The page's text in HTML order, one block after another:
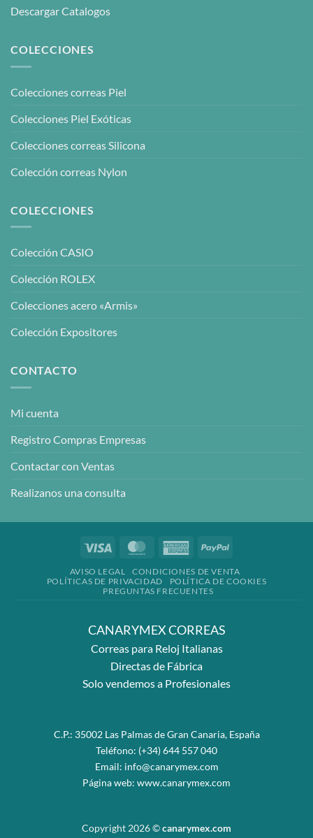
Descargar Catalogos
COLECCIONES
Colecciones correas Piel
Colecciones Piel Exóticas
Colecciones correas Silicona
Colección correas Nylon
COLECCIONES
Colección CASIO
Colección ROLEX
Colecciones acero «Armis»
Colección Expositores
CONTACTO
Mi cuenta
Registro Compras Empresas
Contactar con Ventas
Realizanos una consulta
Visa MasterCardAmericanPayPal
AVISO LEGAL
CONDICIONES DE VENTA
POLÍTICAS DE PRIVACIDAD
POLÍTICA DE COOKIES
PREGUNTAS FRECUENTES
CANARYMEX CORREAS
Correas para Reloj Italianas
Directas de Fábrica
Solo vendemos a Profesionales
C.P.: 35002 Las Palmas de Gran Canaria, España
Teléfono: (+34) 644 557 040
Email: info@canarymex.com
Página web: www.canarymex.com
Copyright 2026 ©canarymex.com